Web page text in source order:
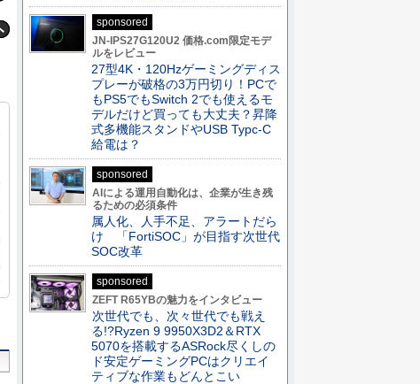
sponsored
JN-IPS27G120U2 価格.com限定モデ
ルをレビュー
27型4K・120Hzゲーミングディス
プレーが破格の3万円切り！PCで
もPS5でもSwitch 2でも使えるモ
デルだけど買っても大丈夫？昇降
式多機能スタンドやUSB Typc-C
給電は？
sponsored
AIによる運用自動化は、企業が生き残
るための必須条件
属人化、人手不足、アラートだら
け 「FortiSOC」が目指す次世代
SOC改革
sponsored
ZEFT R65YBの魅力をインタビュー
次世代でも、次々世代でも戦え
る!?Ryzen 9 9950X3D2＆RTX
5070を搭載するASRock尽くしの
ド安定ゲーミングPCはクリエイ
ティブな作業もどんとこい